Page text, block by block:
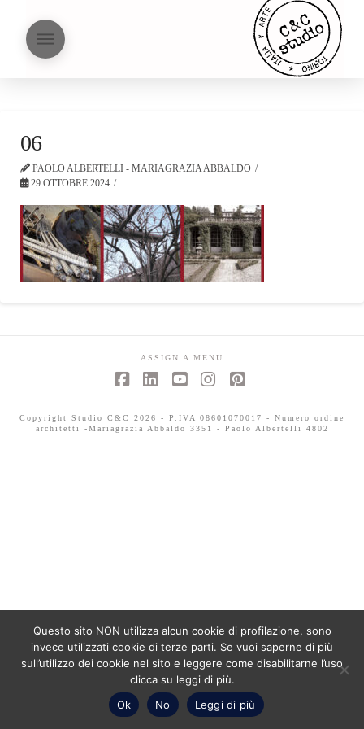
06
PAOLO ALBERTELLI - MARIAGRAZIA ABBALDO
29 OTTOBRE 2024
ASSIGN A MENU
Copyright Studio C&C 2026 - P.IVA 08601070017 - Numero ordine
architetti -Mariagrazia Abbaldo 3351 - Paolo Albertelli 4802
Questo sito NON utilizza alcun cookie di profilazione, sono
invece utilizzati cookie di terze parti. Se vuoi saperne di più
sull’utilizzo dei cookie nel sito e leggere come disabilitarne l’uso
clicca su leggi di più.
Ok
No Leggi di più